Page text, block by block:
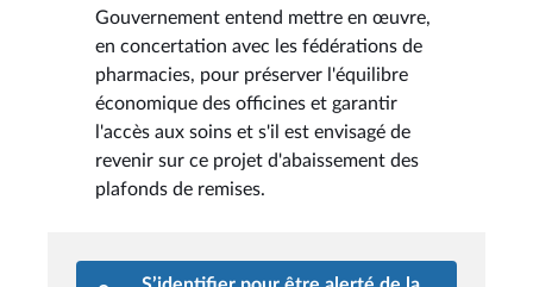
Gouvernement entend mettre en œuvre,
en concertation avec les fédérations de
pharmacies, pour préserver l'équilibre
économique des officines et garantir
l'accès aux soins et s'il est envisagé de
revenir sur ce projet d'abaissement des
plafonds de remises.